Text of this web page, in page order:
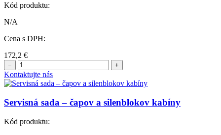
Kód produktu:
N/A
Cena s DPH:
172,2 €
− +
Kontaktujte nás
Servisná sada – čapov a silenblokov kabíny
Kód produktu: